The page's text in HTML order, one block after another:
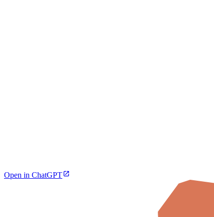
Open in ChatGPT